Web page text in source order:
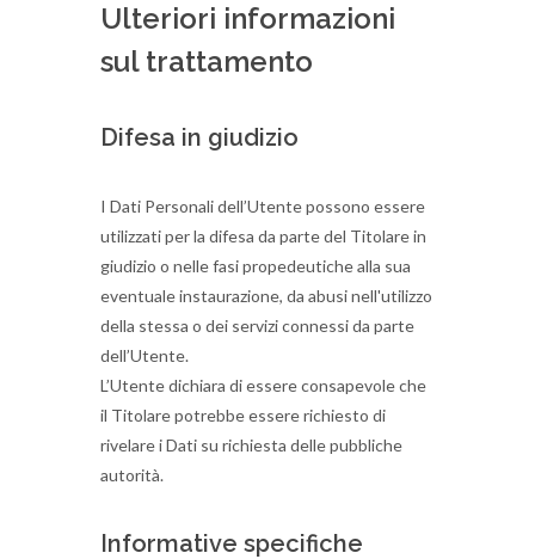
Ulteriori informazioni
sul trattamento
Difesa in giudizio
I Dati Personali dell’Utente possono essere
utilizzati per la difesa da parte del Titolare in
giudizio o nelle fasi propedeutiche alla sua
eventuale instaurazione, da abusi nell'utilizzo
della stessa o dei servizi connessi da parte
dell’Utente.
L’Utente dichiara di essere consapevole che
il Titolare potrebbe essere richiesto di
rivelare i Dati su richiesta delle pubbliche
autorità.
Informative specifiche